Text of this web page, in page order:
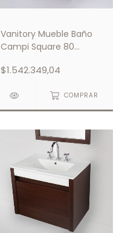
Vanitory Mueble Baño
Campi Square 80
Loza 3 Orificios
$1.542.349,04
COMPRAR